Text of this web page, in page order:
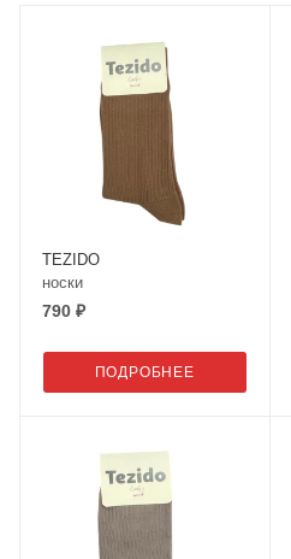
TEZIDO
носки
790 ₽
ПОДРОБНЕЕ